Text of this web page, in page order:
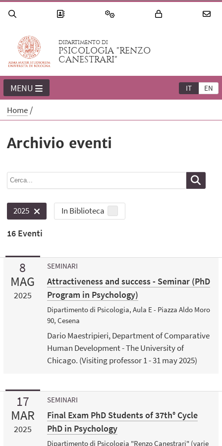
DIPARTIMENTO DI
PSICOLOGIA "RENZO
CANESTRARI"
IT EN
MENU
Home
Archivio eventi
2025 In Biblioteca
16 Eventi
8
MAG
2025
SEMINARI
Attractiveness and success - Seminar (PhD
Program in Psychology)
Dipartimento di Psicologia, Aula E - Piazza Aldo Moro
90, Cesena
Dario Maestripieri, Department of Comparative
Human Development - The University of
Chicago. (Visiting professor 1 - 31 may 2025)
17
MAR
2025
SEMINARI
Final Exam PhD Students of 37th° Cycle
PhD in Psychology
Dipartimento di Psicologia "Renzo Canestrari" (varie